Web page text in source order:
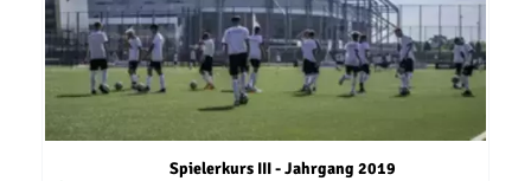
Spielerkurs III - Jahrgang 2019